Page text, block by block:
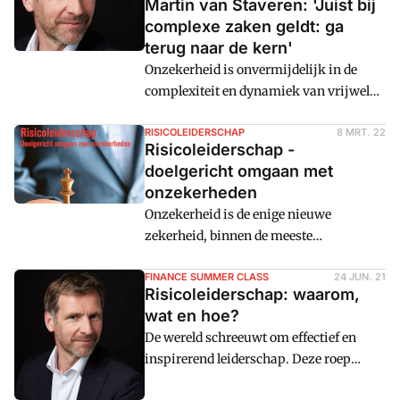
Martin van Staveren: 'Juist bij
complexe zaken geldt: ga
terug naar de kern'
Onzekerheid is onvermijdelijk in de
complexiteit en dynamiek van vrijwel
loopt het de businessdoelen vaak flink in
de weg. Wat te doen? Vele voorbeelden
maken inmiddels helder: louter klassiek
risicomanagement voldoet niet meer.
Risico-expert Martin van Staveren:
'Juist de controller kan een belangrijke
RISICOLEIDERSCHAP 8 MRT. 22
Risicoleiderschap -
doelgericht omgaan met
onzekerheden
Onzekerheid is de enige nieuwe
zekerheid, binnen de meeste
omgaan? Meer van het conventionele
risicomanagement is niet de oplossing
want daarvoor is interne en externe
omgeving veel te dynamisch geworden.
Risicoleiderschap biedt een goed
FINANCE SUMMER CLASS 24 JUN. 21
Risicoleiderschap: waarom,
wat en hoe?
De wereld schreeuwt om effectief en
inspirerend leiderschap. Deze roep